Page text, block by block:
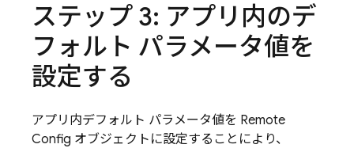
ステップ 3: アプリ内のデ
フォルト パラメータ値を
設定する
アプリ内デフォルト パラメータ値を Remote
Config オブジェクトに設定することにより、